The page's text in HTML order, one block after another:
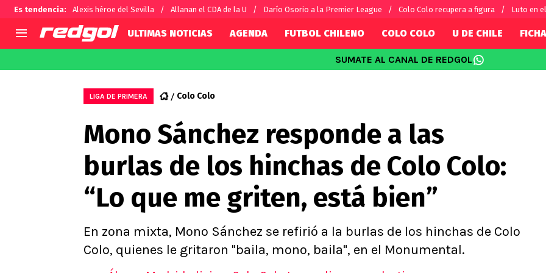
Es tendencia: Alexis héroe del Sevilla Allanan el CDA de la U Darío Osorio a la Premier League Colo Colo recupera a figura Luto en
Selección Chilena
U de Chile
U Católica
Campeonato Nacional
Primera B
Segunda División
Copa Chile
Supercopa Chile
Campeonato Femenino
Alexis Sánchez
Carlos Palacios
Chilenos por el mundo
Fútbol Argentino
Fútbol Brasileño
Premier
Serie A
ULTIMAS NOTICIAS AGENDA FUTBOL CHILENO COLO COLO U DE CHILE
SUMATE AL CANAL DE REDGOL
LIGA DE PRIMERA Colo Colo
Mono Sánchez responde a las
burlas de los hinchas de Colo Colo:
“Lo que me griten, está bien”
En zona mixta, Mono Sánchez se refirió a la burlas de los hinchas de Colo
Colo, quienes le gritaron "baila, mono, baila", en el Monumental.